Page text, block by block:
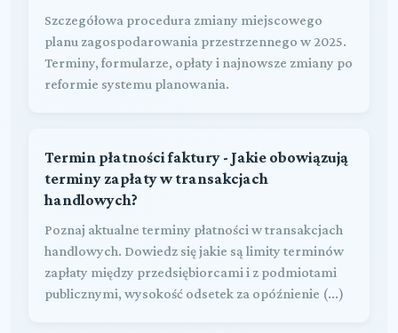
Szczegółowa procedura zmiany miejscowego
planu zagospodarowania przestrzennego w 2025.
Terminy, formularze, opłaty i najnowsze zmiany po
reformie systemu planowania.
Termin płatności faktury - Jakie obowiązują
terminy zapłaty w transakcjach
handlowych?
Poznaj aktualne terminy płatności w transakcjach
handlowych. Dowiedz się jakie są limity terminów
zapłaty między przedsiębiorcami i z podmiotami
publicznymi, wysokość odsetek za opóźnienie (...)